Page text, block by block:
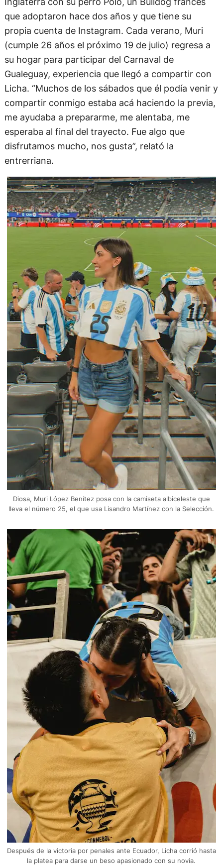
que adoptaron hace dos años y que tiene su
propia cuenta de Instagram. Cada verano, Muri
(cumple 26 años el próximo 19 de julio) regresa a
su hogar para participar del Carnaval de
Gualeguay, experiencia que llegó a compartir con
Licha. “Muchos de los sábados que él podía venir y
compartir conmigo estaba acá haciendo la previa,
me ayudaba a prepararme, me alentaba, me
esperaba al final del trayecto. Fue algo que
disfrutamos mucho, nos gusta”, relató la
entrerriana.
Diosa, Muri López Benítez posa con la camiseta albiceleste que
lleva el número 25, el que usa Lisandro Martínez con la Selección.
Después de la victoria por penales ante Ecuador, Licha corrió hasta
la platea para darse un beso apasionado con su novia.